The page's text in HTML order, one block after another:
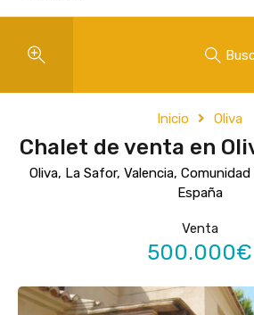
Inicio Oliva
Chalet de venta en
Oliva, La Safor, Valencia,
España
Venta
500.000€